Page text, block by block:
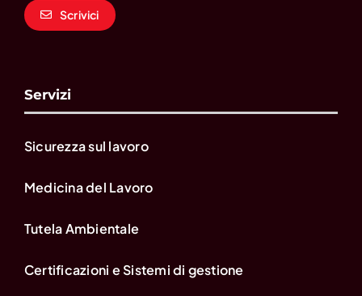
Scrivici
Servizi
Sicurezza sul lavoro
Medicina del Lavoro
Tutela Ambientale
Certificazioni e Sistemi di gestione